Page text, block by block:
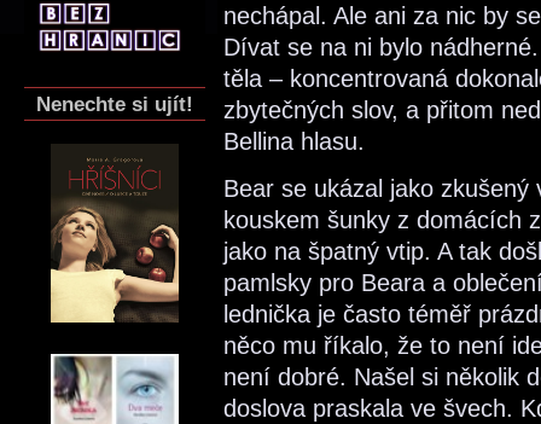
Nenechte si ujít!
nechápal. Ale ani za nic by
Dívat se na ni bylo
těla – koncentrovaná
zbytečných slov, a přitom
Bellina hlasu.
Bear se ukázal jako
kouskem šunky z domácích
jako na špatný vtip. A tak
pamlsky pro Beara a
lednička je často téměř
něco mu říkalo, že to není
není dobré. Našel si několik
doslova praskala ve švech.